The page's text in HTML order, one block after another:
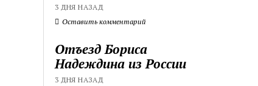
3 ДНЯ НАЗАД
Оставить комментарий
Отъезд Бориса
Надеждина из России
3 ДНЯ НАЗАД